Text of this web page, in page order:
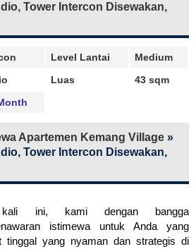
Tower Intercon Disewakan,
Level Lantai
Medium
Luas
43 sqm
Apartemen Kemang Village »
Tower Intercon Disewakan,
kali ini, kami dengan bangga
istimewa untuk Anda yang
tinggal yang nyaman dan strategis di